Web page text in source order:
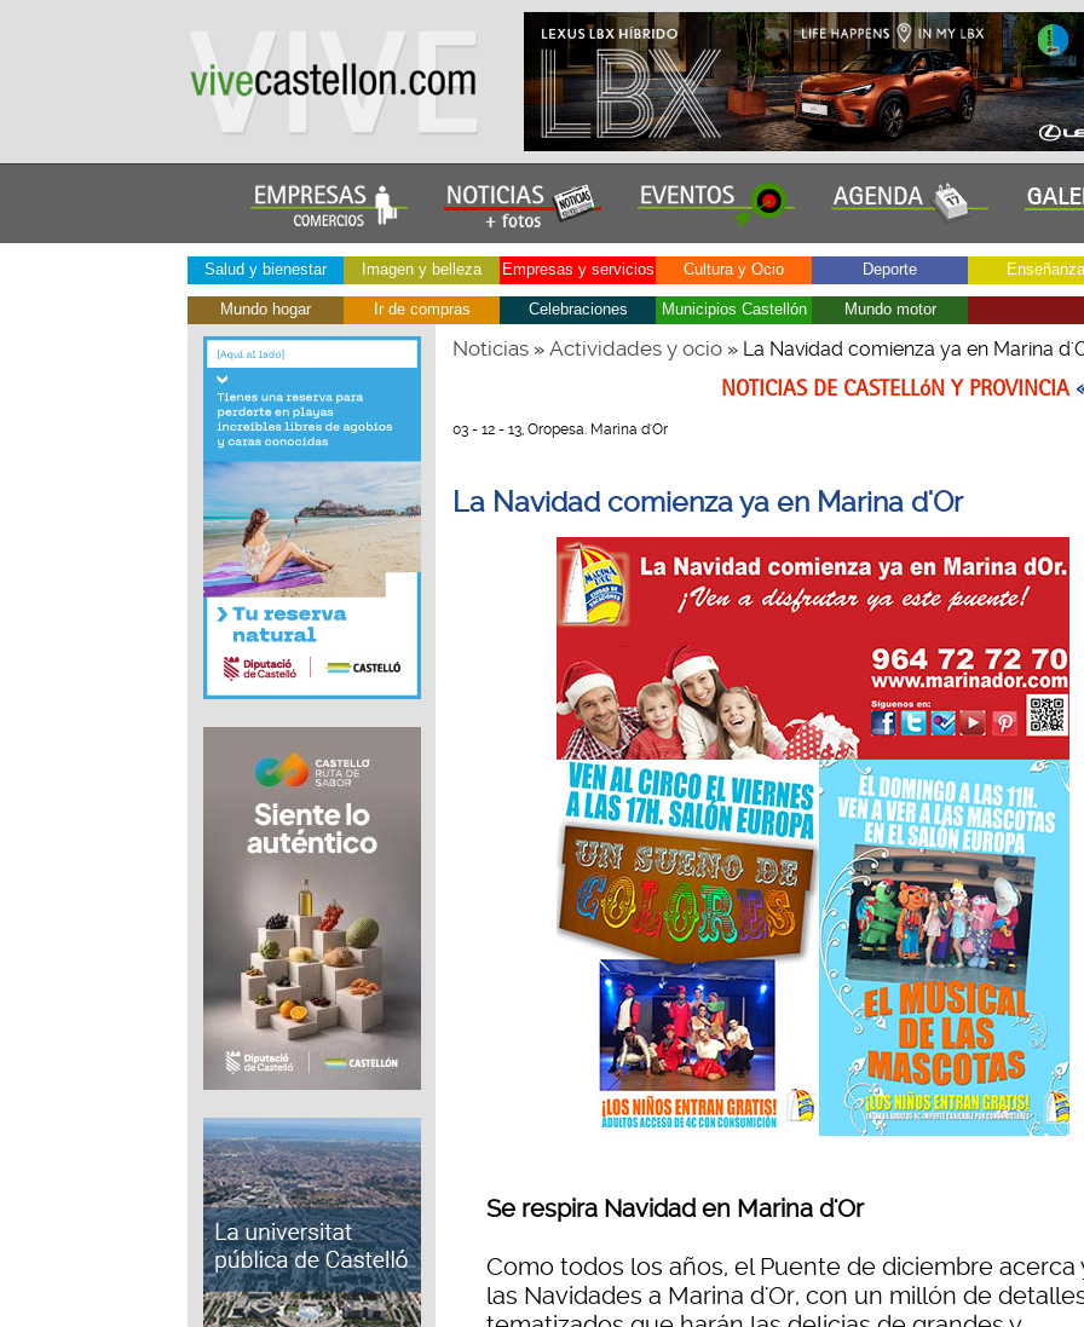
Salud y bienestar Imagen y belleza Empresas y servicios Cultura y Ocio Deporte Enseñanza
Mundo hogar Ir de compras Celebraciones Municipios Castellón Mundo motor
Noticias» Actividades y ocio» La Navidad comienza ya en Marina
NOTICIAS DE CASTELLóN Y PROVINCIA
03 - 12 - 13, Oropesa. Marina d'Or
La Navidad comienza ya en Marina d'Or
Se respira Navidad en Marina d'Or
Como todos los años, el Puente de diciembre acerca
las Navidades a Marina d'Or, con un millón de